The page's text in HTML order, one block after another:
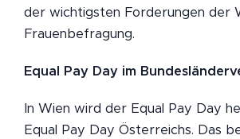
der wichtigsten Forderungen der
Frauenbefragung.
Equal Pay Day im
In Wien wird der Equal Pay Day
Equal Pay Day Österreichs. Das